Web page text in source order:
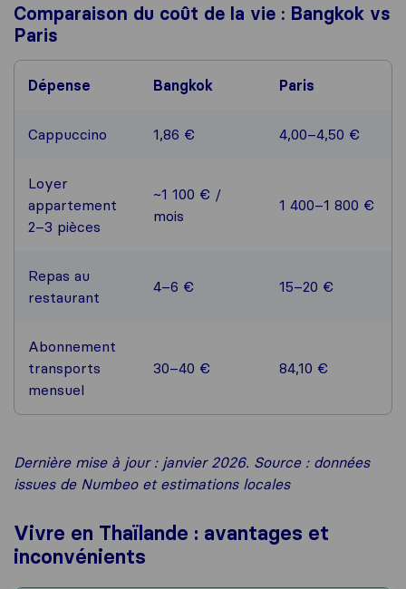
Comparaison du coût de la vie : Bangkok vs
Paris
Dépense Bangkok Paris
Cappuccino 1,86 € 4,00–4,50 €
Loyer
appartement
2–3 pièces
~1 100 € /
mois
1 400–1 800 €
Repas au
restaurant
4–6 € 15–20 €
Abonnement
transports
mensuel
30–40 € 84,10 €
Dernière mise à jour : janvier 2026. Source : données
issues de Numbeo et estimations locales
Vivre en Thaïlande : avantages et
inconvénients